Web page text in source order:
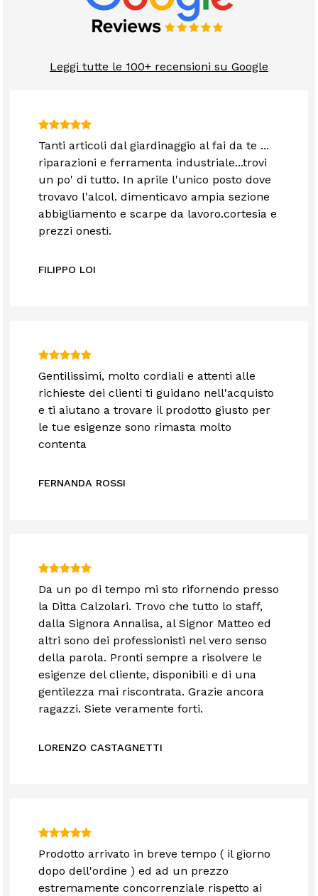
Leggi tutte le 100+ recensioni su Google
Tanti articoli dal giardinaggio al fai da te ...
riparazioni e ferramenta industriale...trovi
un po' di tutto. In aprile l'unico posto dove
trovavo l'alcol. dimenticavo ampia sezione
abbigliamento e scarpe da lavoro.cortesia e
prezzi onesti.
FILIPPO LOI
Gentilissimi, molto cordiali e attenti alle
richieste dei clienti ti guidano nell'acquisto
e ti aiutano a trovare il prodotto giusto per
le tue esigenze sono rimasta molto
contenta
FERNANDA ROSSI
Da un po di tempo mi sto rifornendo presso
la Ditta Calzolari. Trovo che tutto lo staff,
dalla Signora Annalisa, al Signor Matteo ed
altri sono dei professionisti nel vero senso
della parola. Pronti sempre a risolvere le
esigenze del cliente, disponibili e di una
gentilezza mai riscontrata. Grazie ancora
ragazzi. Siete veramente forti.
LORENZO CASTAGNETTI
Prodotto arrivato in breve tempo ( il giorno
dopo dell'ordine ) ed ad un prezzo
estremamente concorrenziale rispetto ai